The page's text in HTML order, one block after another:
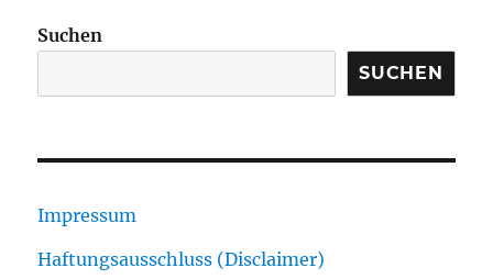
Suchen
SUCHEN
Impressum
Haftungsausschluss (Disclaimer)